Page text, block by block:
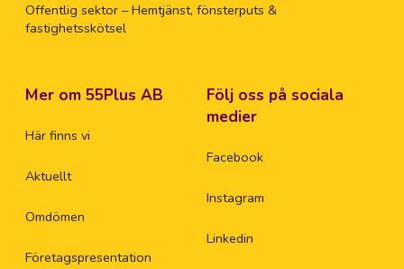
Offentlig sektor – Hemtjänst, fönsterputs &
fastighetsskötsel
Mer om 55Plus AB
Här finns vi
Aktuellt
Omdömen
Företagspresentation
Följ oss på sociala
medier
Facebook
Instagram
Linkedin